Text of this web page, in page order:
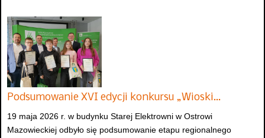
Podsumowanie XVI edycji konkursu „Wioski…
19 maja 2026 r. w budynku Starej Elektrowni w Ostrowi
Mazowieckiej odbyło się podsumowanie etapu regionalnego